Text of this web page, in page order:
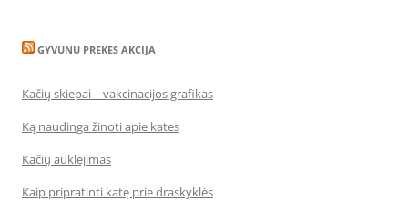
GYVUNU PREKES AKCIJA
Kačių skiepai – vakcinacijos grafikas
Ką naudinga žinoti apie kates
Kačių auklėjimas
Kaip pripratinti katę prie draskyklės